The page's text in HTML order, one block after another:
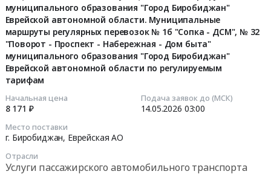
муниципального образования "Город Биробиджан"
Еврейской автономной области. Муниципальные
маршруты регулярных перевозок № 1б "Сопка - ДСМ", № 32
"Поворот - Проспект - Набережная - Дом быта"
муниципального образования "Город Биробиджан"
Еврейской автономной области по регулируемым
тарифам
Начальная цена
8 171 ₽
Подача заявок до (МСК)
14.05.2026 03:00
Место поставки
г. Биробиджан, Еврейская АО
Отрасли
Услуги пассажирского автомобильного транспорта